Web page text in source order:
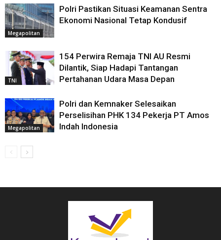
Megapolitan
Polri Pastikan Situasi Keamanan Sentra
Ekonomi Nasional Tetap Kondusif
TNI
154 Perwira Remaja TNI AU Resmi
Dilantik, Siap Hadapi Tantangan
Pertahanan Udara Masa Depan
Megapolitan
Polri dan Kemnaker Selesaikan
Perselisihan PHK 134 Pekerja PT Amos
Indah Indonesia